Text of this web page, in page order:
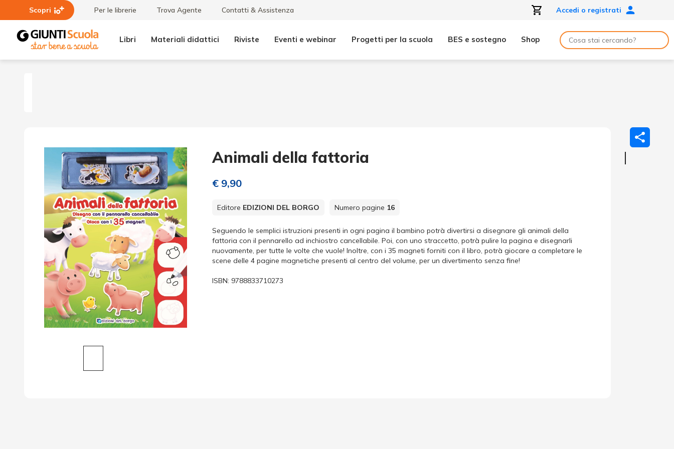
Scopri Per le librerie Trova Agente Contatti & Assistenza Accedi o registrati
Libri Materiali didattici Riviste Eventi e webinar Progetti per la scuola BES e sostegno Shop
Animali della fattoria
€ 9,90
Editore EDIZIONI DEL BORGO Numero pagine 16
Seguendo le semplici istruzioni presenti in ogni pagina il bambino potrà divertirsi a disegnare gli animali della
fattoria con il pennarello ad inchiostro cancellabile. Poi, con uno straccetto, potrà pulire la pagina e disegnarli
nuovamente, per tutte le volte che vuole! Inoltre, con i 35 magneti forniti con il libro, potrà giocare a completare le
scene delle 4 pagine magnetiche presenti al centro del volume, per un divertimento senza fine!
ISBN: 9788833710273